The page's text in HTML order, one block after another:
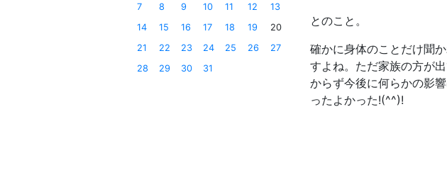
とのこと。
確かに身体のことだけ聞
すよね。ただ家族の方が
からず今後に何らかの影
ったよかった!(^^)!
7
8 9 10 11 12
13
14
15 16 17 18 19
20
21
22 23 24 25 26
27
28
29 30 31